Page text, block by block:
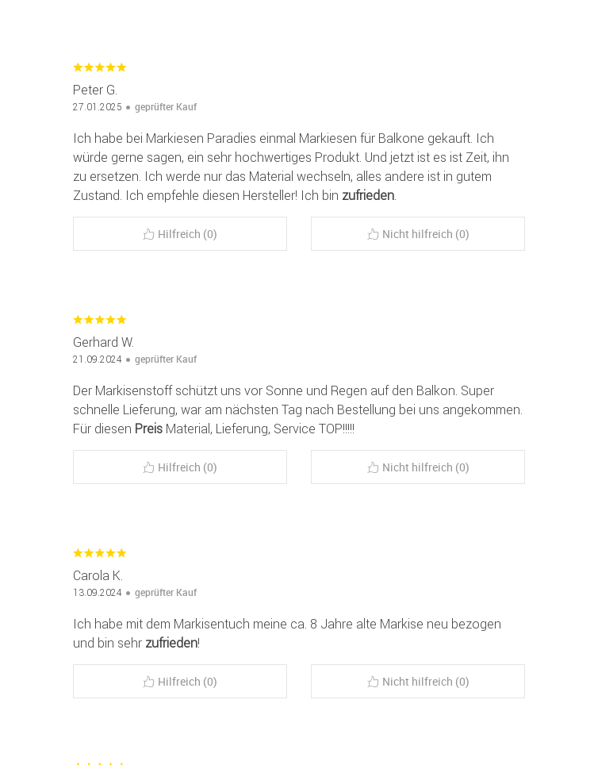
Peter G.
27.01.2025 geprüfter Kauf
Ich habe bei Markiesen Paradies einmal Markiesen für Balkone gekauft. Ich
würde gerne sagen, ein sehr hochwertiges Produkt. Und jetzt ist es ist Zeit, ihn
zu ersetzen. Ich werde nur das Material wechseln, alles andere ist in gutem
Zustand. Ich empfehle diesen Hersteller! Ich bin zufrieden
Hilfreich (0) Nicht hilfreich (0)
Gerhard W.
21.09.2024 geprüfter Kauf
Der Markisenstoff schützt uns vor Sonne und Regen auf den Balkon. Super
schnelle Lieferung, war am nächsten Tag nach Bestellung bei uns angekommen.
Für diesen Preis Material, Lieferung, Service TOP!!!!!
Hilfreich (0) Nicht hilfreich (0)
Carola K.
13.09.2024 geprüfter Kauf
Ich habe mit dem Markisentuch meine ca. 8 Jahre alte Markise neu bezogen
und bin sehr zufrieden!
Hilfreich (0) Nicht hilfreich (0)